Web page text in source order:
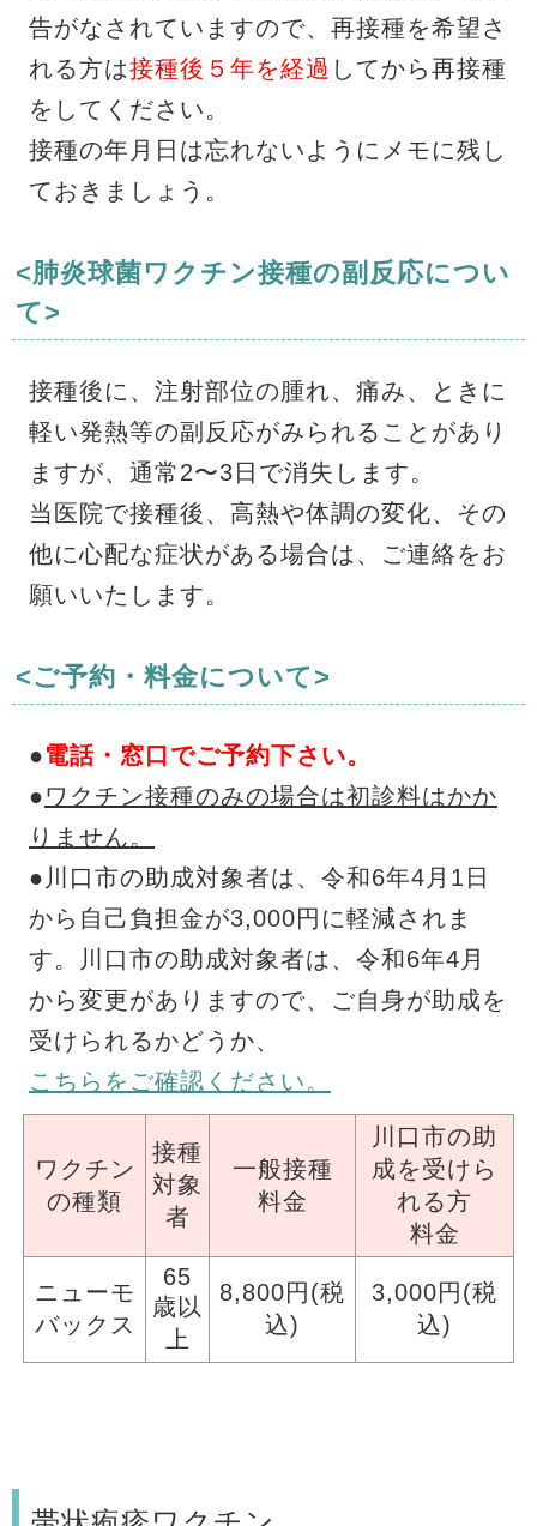
告がなされていますので、再接種を希望さ
れる方は接種後５年を経過 してから再接種
をしてください。
接種の年月日は忘れないようにメモに残し
ておきましょう。
<肺炎球菌ワクチン接種の副反応につい
て>
接種後に、注射部位の腫れ、痛み、ときに
軽い発熱等の副反応がみられることがあり
ますが、通常2〜3日で消失します。
当医院で接種後、高熱や体調の変化、その
他に心配な症状がある場合は、ご連絡をお
願いいたします。
<ご予約・料金について>
●電話・窓口でご予約下さい。
●ワクチン接種のみの場合は初診料はかか
りません。
●川口市の助成対象者は、令和6年4月1日
から自己負担金が3,000円に軽減されま
す。川口市の助成対象者は、令和6年4月
から変更がありますので、ご自身が助成を
受けられるかどうか、
こちらをご確認ください。
ワクチン
の種類
接種
対象
者
一般接種
料金
川口市の助
成を受けら
れる方
料金
ニューモ
バックス
65
歳以
上
8,800円(税
込)
3,000円(税
込)